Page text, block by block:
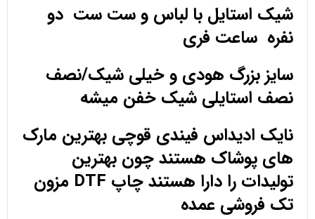
شیک استایل با لباس و ست ست دو
نفره ساعت فری
سایز بزرگ هودی و خیلی شیک/نصف
نصف استایلی شیک خفن میشه
نایک ادیداس فیندی قوچی بهترین مارک
های پوشاک هستند چون بهترین
تولیدات را دارا هستند چاپ DTF مزون
تک فروشی عمده